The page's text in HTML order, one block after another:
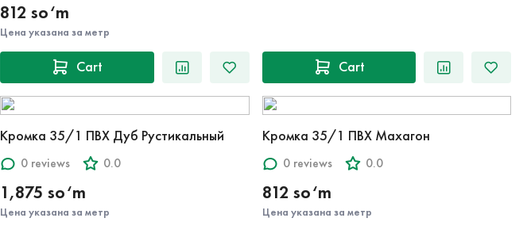
812 so‘m
Цена указана за метр
Cart Cart
Кромка 35/1 ПВХ Дуб Рустикальный
0 reviews 0.0
1,875 so‘m
Цена указана за метр
Кромка 35/1 ПВХ Махагон
0 reviews 0.0
812 so‘m
Цена указана за метр